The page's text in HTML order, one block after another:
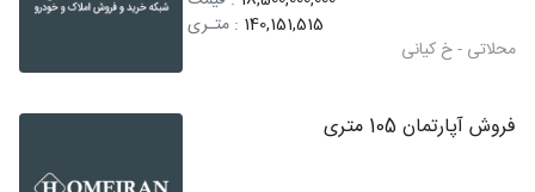
140,151,515 : متـری
محلاتی - خ کیانی
فروش آپارتمان 105 متری